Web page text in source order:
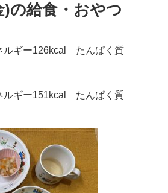
)の給食・おやつ
ルギー126kcal たんぱく質
ルギー151kcal たんぱく質